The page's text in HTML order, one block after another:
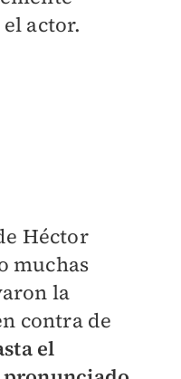
actor.
Héctor
muchas
la
contra de
el